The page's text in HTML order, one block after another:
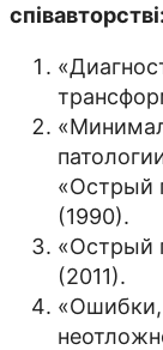
співавторстві:
«Острый
(1990).
«Острый
(2011).
«Ошибки,